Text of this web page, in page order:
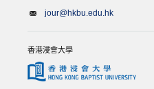
jour@hkbu.edu.hk
香港浸會大學